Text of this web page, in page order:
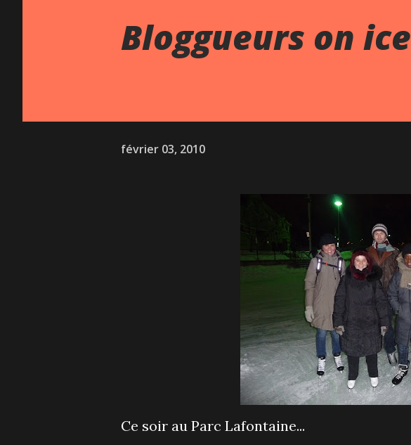
Bloggueurs on ice
février 03, 2010
Ce soir au Parc Lafontaine...